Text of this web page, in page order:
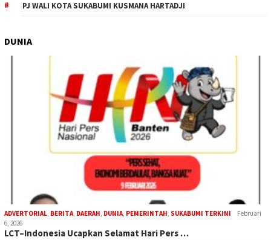
PJ WALI KOTA SUKABUMI KUSMANA HARTADJI
DUNIA
ADVERTORIAL, BERITA, DAERAH, DUNIA, PEMERINTAH, SUKABUMI TERKINI
Februari
6, 2026
LCT–Indonesia Ucapkan Selamat Hari Pers …